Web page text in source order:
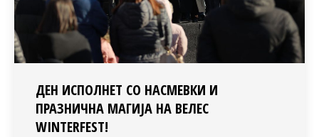
ДЕН ИСПОЛНЕТ СО НАСМЕВКИ И
ПРАЗНИЧНА МАГИЈА НА ВЕЛЕС
WINTERFEST!